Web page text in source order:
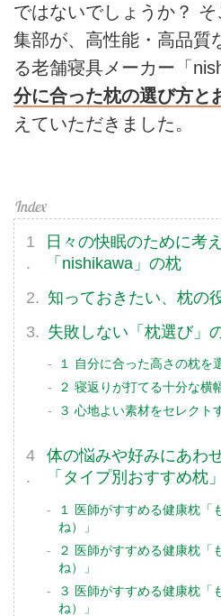
ではないでしょうか？
集部が、高性能・高品質
る老舗寝具メーカー「
分に合った枕の選び方と
えていただきました。
日々の快眠のために考
「nishikawa」の枕
知っておきたい、枕の
失敗しない「枕選び」
１ 自分に合った高さの枕を
２ 寝返りが打てる十分な横
３ 心地よい素材をセレクト
体の悩みや好みにあわ
「タイプ別おすすめ枕
１ 医師がすすめる健康枕「
ね）」
２ 医師がすすめる健康枕「
ね）」
３ 医師がすすめる健康枕「
ね）」